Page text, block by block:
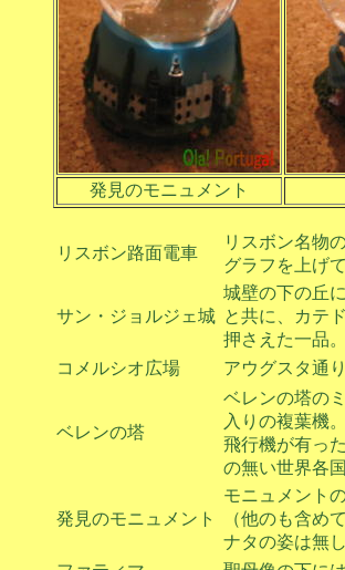
発見のモニュメント
リスボン路面電車
リスボン名物
グラフを上げ
サン・ジョルジェ城
城壁の下の丘
と共に、カテ
押さえた一品。
コメルシオ広場
アウグスタ通
ベレンの塔
ベレンの塔の
入りの複葉機
飛行機が有っ
の無い世界各
発見のモニュメント
モニュメント
（他のも含め
ナタの姿は無